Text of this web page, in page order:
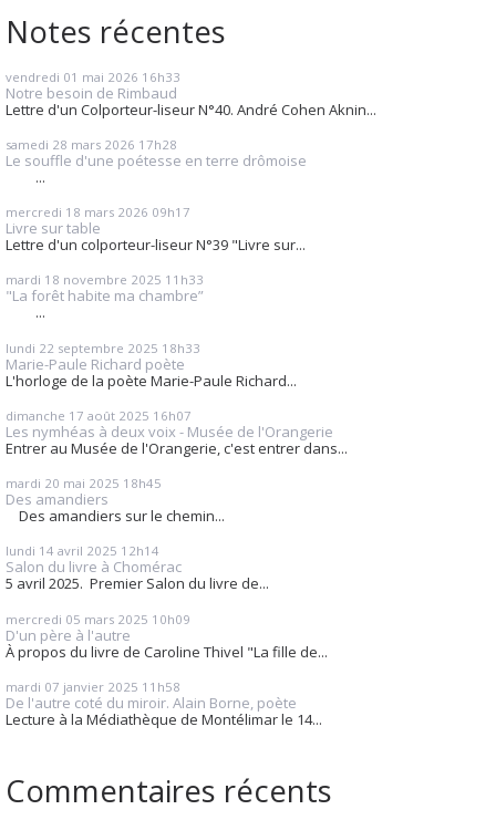
Notes récentes
vendredi 01 mai 2026 16h33
Notre besoin de Rimbaud
Lettre d'un Colporteur-liseur N°40. André Cohen Aknin...
samedi 28 mars 2026 17h28
Le souffle d'une poétesse en terre drômoise
...
mercredi 18 mars 2026 09h17
Livre sur table
Lettre d'un colporteur-liseur N°39 "Livre sur...
mardi 18 novembre 2025 11h33
"La forêt habite ma chambre”
...
lundi 22 septembre 2025 18h33
Marie-Paule Richard poète
L'horloge de la poète Marie-Paule Richard...
dimanche 17 août 2025 16h07
Les nymhéas à deux voix - Musée de l'Orangerie
Entrer au Musée de l'Orangerie, c'est entrer dans...
mardi 20 mai 2025 18h45
Des amandiers
Des amandiers sur le chemin...
lundi 14 avril 2025 12h14
Salon du livre à Chomérac
5 avril 2025. Premier Salon du livre de...
mercredi 05 mars 2025 10h09
D'un père à l'autre
À propos du livre de Caroline Thivel "La fille de...
mardi 07 janvier 2025 11h58
De l'autre coté du miroir. Alain Borne, poète
Lecture à la Médiathèque de Montélimar le 14...
Commentaires récents